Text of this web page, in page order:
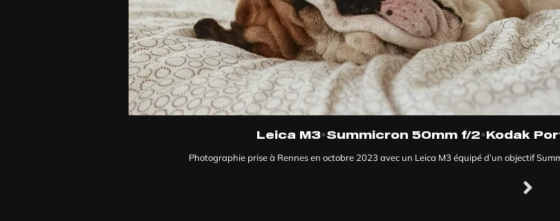
Leica M3•Summicron 50mm f/2•Kodak
Photographie prise à Rennes en octobre 2023 avec un Leica M3 équipé d’un objectif